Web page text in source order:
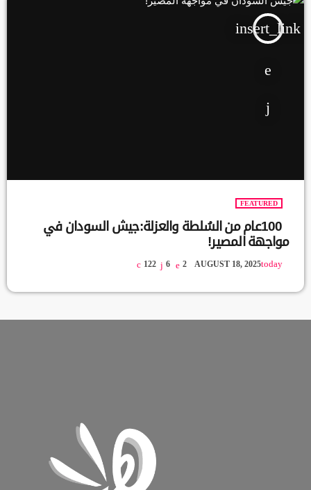
insert_link
FEATURED
100عام من السُلطة والعزلة:جيش السودان في
مواجهة المصير!
today
AUGUST 18, 2025
122 6 2